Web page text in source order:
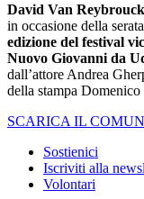
David Van
in occasione della
edizione del festival
Nuovo Giovanni da
dall’attore Andrea
della stampa
SCARICA IL
Sostienici
Iscriviti alla
Volontari